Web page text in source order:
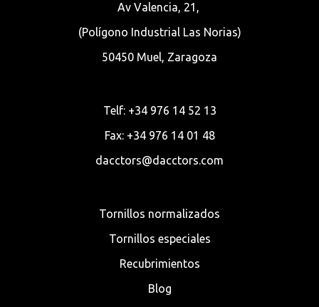
Av Valencia, 21,
(Polígono Industrial Las Norias)
50450 Muel, Zaragoza
Telf: +34 976 14 52 13
Fax: +34 976 14 01 48
dacctors@dacctors.com
Tornillos normalizados
Tornillos especiales
Recubrimientos
Blog